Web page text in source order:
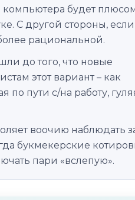
будет
С другой стороны,
рациональной.
до того, что новые
этот вариант – как
пути с/на работу,
воочию наблюдать
букмекерские
пари «вслепую».